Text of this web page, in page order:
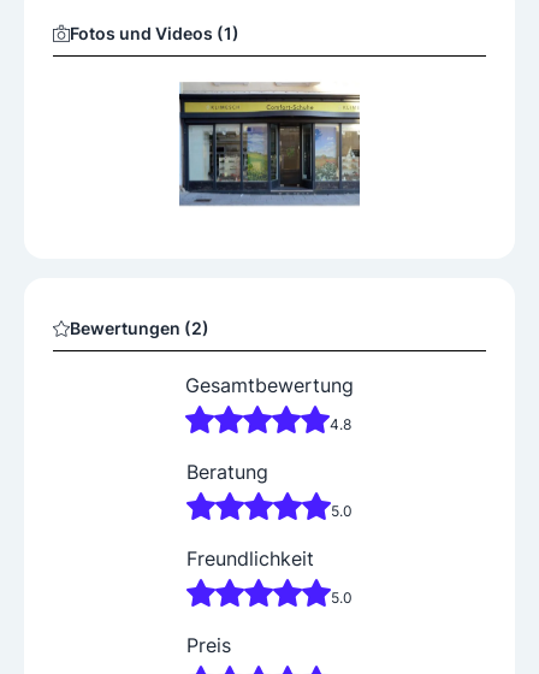
Fotos und Videos (1)
Bewertungen (2)
Gesamtbewertung
4.8
Beratung
5.0
Freundlichkeit
5.0
Preis